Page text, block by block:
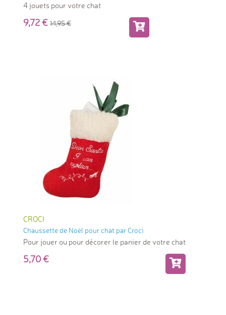
4 jouets pour votre chat
9,72 14,95
CROCI
Chaussette de Noël pour chat par Croci
Pour jouer ou pour décorer le panier de votre chat
5,70